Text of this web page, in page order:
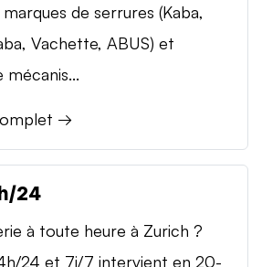
de serrures (Kaba,
Vachette, ABUS) et
→
24
à toute heure à Zurich ?
24 et 7j/7 intervient en 20-